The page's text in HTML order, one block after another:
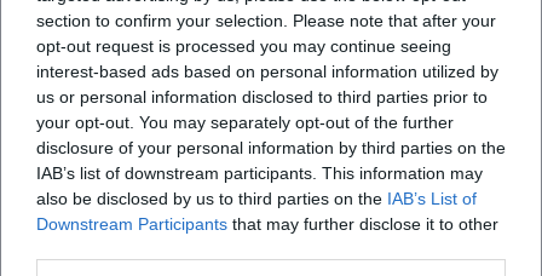
section to confirm your selection. Please note that after your
opt-out request is processed you may continue seeing
interest-based ads based on personal information utilized by
us or personal information disclosed to third parties prior to
your opt-out. You may separately opt-out of the further
disclosure of your personal information by third parties on the
IAB’s list of downstream participants. This information may
also be disclosed by us to third parties on the IAB’s List of
Downstream Participants that may further disclose it to other
hilfreich, weil sie die verschiedenen Besuchsformen
sauber voneinander trennt. So lässt sich der
Museumsbesuch sehr gezielt auf den eigenen
Anlass abstimmen. ([stadtmuseum.deggendorf.de]
(https://stadtmuseum.deggendorf.de/preise-
oeffnungszeiten-kontakt))
Die offiziellen Informationen machen außerdem
deutlich, dass das Stadtmuseum nicht nur ein
Tauchen Sie ein in das traditionelle Handwerk der
Lederherstellung bei einem exklusiven Workshop in Deggendorf.
exhibition